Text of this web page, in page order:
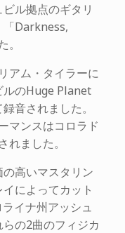
ル拠点のギタリ
「Darkness,
アム・タイラーに
ルのHuge Planet
音されました。
マンスはコロラド
ました。
高いマスタリン
によってカット
イナ州アッシュ
の2曲のフィジカ